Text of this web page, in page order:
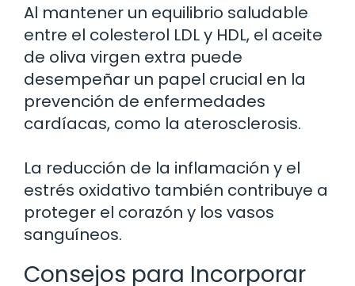
Al mantener un equilibrio saludable
entre el colesterol LDL y HDL, el aceite
de oliva virgen extra puede
desempeñar un papel crucial en la
prevención de enfermedades
cardíacas, como la aterosclerosis.
La reducción de la inflamación y el
estrés oxidativo también contribuye a
proteger el corazón y los vasos
sanguíneos.
Consejos para Incorporar